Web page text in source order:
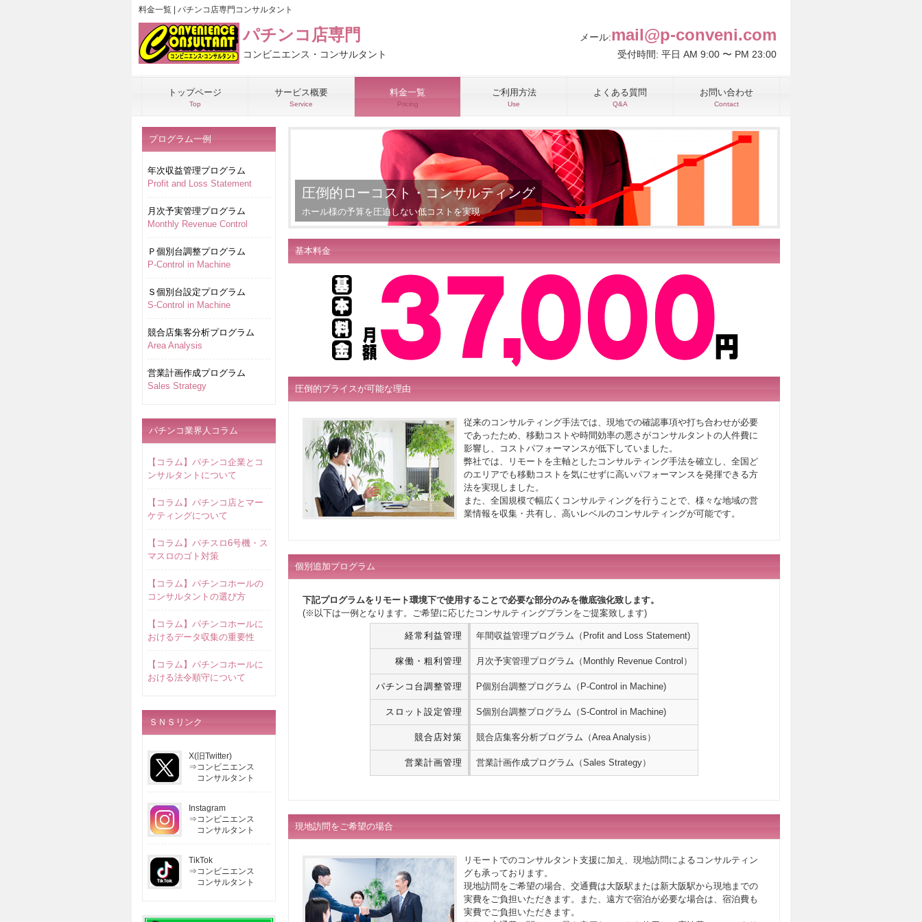
料金一覧 | パチンコ店専門コンサルタント
パチンコ店専門
コンビニエンス・コンサルタント
メール:mail@p-conveni.com
受付時間: 平日 AM 9:00 〜 PM 23:00
トップページ
Top
サービス概要
Service
料金一覧
Pricing
ご利用方法
Use
よくある質問
Q&A
お問い合わせ
Contact
圧倒的ローコスト・コンサルティング
ホール様の予算を圧迫しない低コストを実現
基本料金
圧倒的プライスが可能な理由
従来のコンサルティング手法では、現地での確認事項や打ち合わせが必要
であったため、移動コストや時間効率の悪さがコンサルタントの人件費に
影響し、コストパフォーマンスが低下していました。
弊社では、リモートを主軸としたコンサルティング手法を確立し、全国ど
のエリアでも移動コストを気にせずに高いパフォーマンスを発揮できる方
法を実現しました。
また、全国規模で幅広くコンサルティングを行うことで、様々な地域の営
業情報を収集・共有し、高いレベルのコンサルティングが可能です。
個別追加プログラム
下記プログラムをリモート環境下で使用することで必要な部分のみを徹底強化致します。
(※以下は一例となります。ご希望に応じたコンサルティングプランをご提案致します)
経常利益管理 年間収益管理プログラム（Profit and Loss Statement)
稼働・粗利管理 月次予実管理プログラム（Monthly Revenue Control）
パチンコ台調整管理 P個別台調整プログラム（P-Control in Machine)
スロット設定管理 S個別台調整プログラム（S-Control in Machine)
競合店対策 競合店集客分析プログラム（Area Analysis）
営業計画管理 営業計画作成プログラム（Sales Strategy）
現地訪問をご希望の場合
リモートでのコンサルタント支援に加え、現地訪問によるコンサルティン
グも承っております。
現地訪問をご希望の場合、交通費は大阪駅または新大阪駅から現地までの
実費をご負担いただきます。また、遠方で宿泊が必要な場合は、宿泊費も
実費でご負担いただきます。
プログラム一例
年次収益管理プログラム
Profit and Loss Statement
月次予実管理プログラム
Monthly Revenue Control
Ｐ個別台調整プログラム
P-Control in Machine
Ｓ個別台設定プログラム
S-Control in Machine
競合店集客分析プログラム
Area Analysis
営業計画作成プログラム
Sales Strategy
パチンコ業界人コラム
【コラム】パチンコ企業とコ
ンサルタントについて
【コラム】パチンコ店とマー
ケティングについて
【コラム】パチスロ6号機・ス
マスロのゴト対策
【コラム】パチンコホールの
コンサルタントの選び方
【コラム】パチンコホールに
おけるデータ収集の重要性
【コラム】パチンコホールに
おける法令順守について
ＳＮＳリンク
X(旧Twitter)
⇒コンビニエンス
コンサルタント
Instagram
⇒コンビニエンス
コンサルタント
TikTok
⇒コンビニエンス
コンサルタント